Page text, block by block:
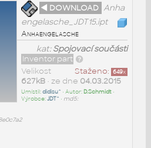
◄ DOWNLOAD Anha
engelasche_JDT15.ipt
Anhaengelasche
kat:Spojovací součásti
Inventor part
Staženo: 649x
Velikost
627kB• ze dne 04.03.2015
Umístil:didisu^ • Autor: D.Schmidt•
Výrobce:JDT^ • md5: